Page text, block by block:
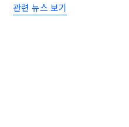
관련 뉴스 보기